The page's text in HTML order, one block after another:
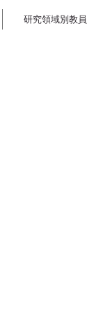
研究領域別教員